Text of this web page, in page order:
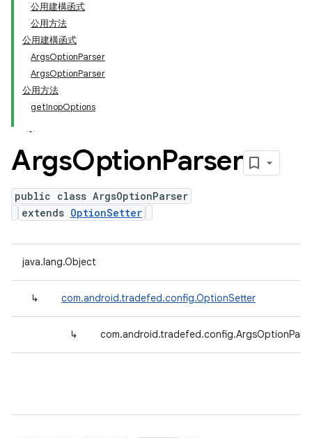
公用建構函式
公用方法
公用建構函式
ArgsOptionParser
ArgsOptionParser
公用方法
getInopOptions
ArgsOptionParser
public class ArgsOptionParser
extends OptionSetter
java.lang.Object
↳ com.android.tradefed.config.OptionSetter
↳